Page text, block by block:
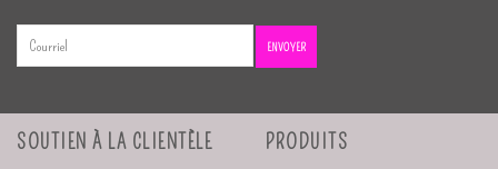
ENVOYER
SOUTIEN À LA CLIENTÈLE PRODUITS